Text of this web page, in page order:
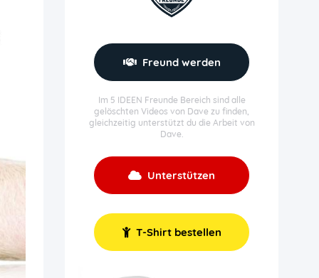
Freund werden
Im 5 IDEEN Freunde Bereich sind alle
gelöschten Videos von Dave zu finden,
gleichzeitig unterstützt du die Arbeit von
Dave.
Unterstützen
T-Shirt bestellen